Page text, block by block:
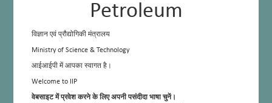
Petroleum
विज्ञान एवं प्रौद्योगिकी मंत्रालय
Ministry of Science & Technology
आईआईपी में आपका स्वागत है।
Welcome to IIP
वेबसाइट में प्रवेश करने के लिए अपनी पसंदीदा भाषा चुनें।